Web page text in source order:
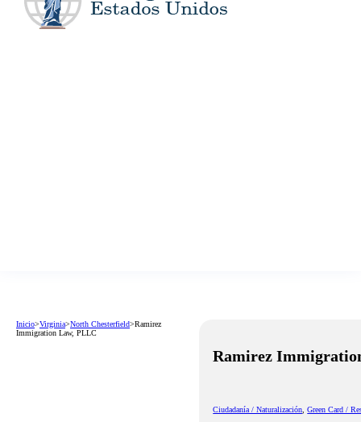
Inicio>Virginia>North Chesterfield>Ramirez
Immigration Law, PLLC
Ramirez
Ciudadanía / Naturalización,Green Card /